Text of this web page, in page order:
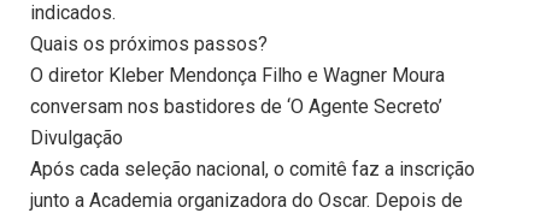
indicados.
Quais os próximos passos?
O diretor Kleber Mendonça Filho e Wagner Moura
conversam nos bastidores de ‘O Agente Secreto’
Divulgação
Após cada seleção nacional, o comitê faz a inscrição
junto a Academia organizadora do Oscar. Depois de